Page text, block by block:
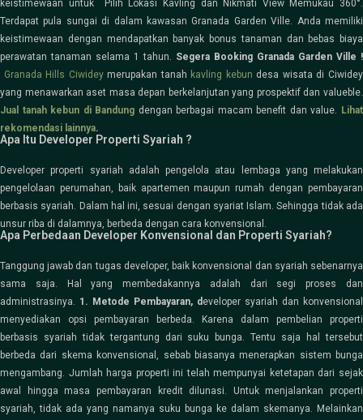
keistimewaan untuk Pilih Lokasi Kavling dan Nikmati View Memukau 360°.
Terdapat pula sungai di dalam kawasan Granada Garden Ville. Anda memiliki
keistimewaan dengan mendapatkan banyak bonus tanaman dan bebas biaya
perawatan tanaman selama 1 tahun. Segera Booking Granada Garden Ville !
Granada Hills Ciwideymerupakan tanah kavling kebun desa wisata di Ciwidey
yang menawarkan aset masa depan berkelanjutan yang prospektif dan valueble.
Jual tanah kebun di Bandung dengan berbagai macam benefit dan value. Lihat
rekomendasi lainnya.
Apa Itu Developer Properti Syariah ?
Developer properti syariah adalah pengelola atau lembaga yang melakukan
pengelolaan perumahan, baik apartemen maupun rumah dengan pembayaran
berbasis syariah. Dalam hal ini, sesuai dengan syariat Islam. Sehingga tidak ada
unsur riba di dalamnya, berbeda dengan cara konvensional.
Apa Perbedaan Developer Konvensional dan Properti Syariah?
Tanggung jawab dan tugas developer, baik konvensional dan syariah sebenarnya
sama saja. Hal yang membedakannya adalah dari segi proses dan
administrasinya. 1. Metode Pembayaran, d eveloper syariah dan konvensional
menyediakan opsi pembayaran berbeda. Karena dalam pembelian properti
berbasis syariah tidak tergantung dari suku bunga. Tentu saja hal tersebut
berbeda dari skema konvensional, sebab biasanya menerapkan sistem bunga
mengambang. Jumlah harga properti ini telah mempunyai ketetapan dari sejak
awal hingga masa pembayaran kredit dilunasi. Untuk menjalankan properti
syariah, tidak ada yang namanya suku bunga ke dalam skemanya. Melainkan